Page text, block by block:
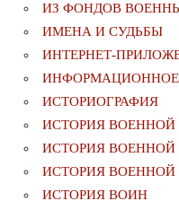
ИЗ ФОНДОВ
ИМЕНА И СУДЬБЫ
ИНТЕРНЕТ-
ИНФОРМАЦИОННОЕ
ИСТОРИОГРАФИЯ
ИСТОРИЯ
ИСТОРИЯ
ИСТОРИЯ ВОЕННОЙ
ИСТОРИЯ ВОИН